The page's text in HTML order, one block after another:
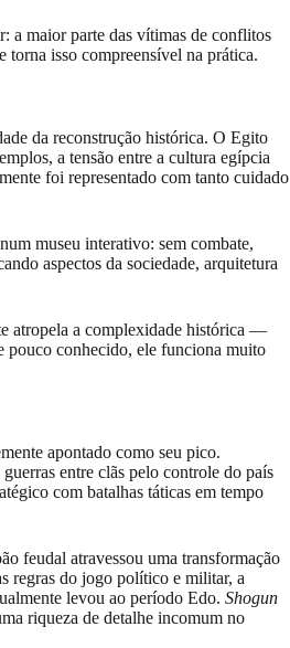
a maior parte das vítimas de conflitos
torna isso compreensível na prática.
da reconstrução histórica. O Egito
a tensão entre a cultura egípcia
foi representado com tanto cuidado
museu interativo: sem combate,
aspectos da sociedade, arquitetura
atropela a complexidade histórica —
pouco conhecido, ele funciona muito
apontado como seu pico.
entre clãs pelo controle do país
com batalhas táticas em tempo
feudal atravessou uma transformação
regras do jogo político e militar, a
levou ao período Edo. Shogun
riqueza de detalhe incomum no